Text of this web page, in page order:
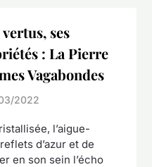
ses
: La Pierre
Vagabondes
2022
l’aigue-
d’azur et de
en son sein l’écho